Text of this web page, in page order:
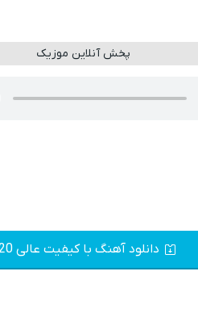
پخش آنلاین موزیک
دانلود آهنگ با کیفیت عالی 320